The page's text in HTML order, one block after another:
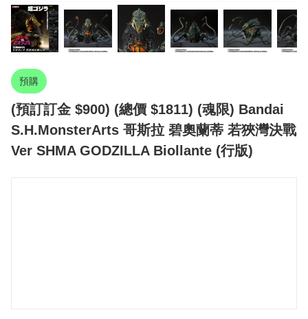
預購
(預訂訂金 $900) (總價 $1811) (魂限) Bandai
S.H.MonsterArts 哥斯拉 碧奧蘭蒂 若狹灣決戰
Ver SHMA GODZILLA Biollante (行版)